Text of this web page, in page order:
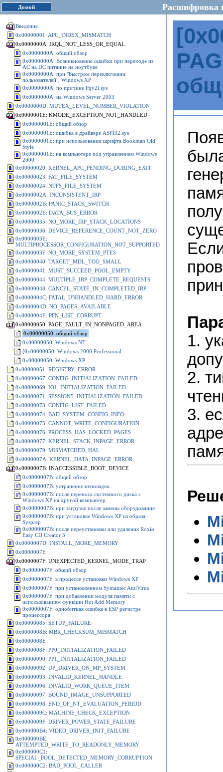
Домой Расшифровка
Введение
0x00000001: APC_INDEX_MISMATCH
0x0000000A: IRQL_NOT_LESS_OR_EQUAL
0x0000000A: общий обзор
0x0000000A: Возникновение ошибки при переходе из
AC на DC питание на ноутбуке
0x0000000A: при "Быстром переключении
пользователей", Windows XP
0x0000000A: по причине Pqv2i.sys
0x0000000A: на Windows Server 2003
0x0000000D: MUTEX_LEVEL_NUMBER_VIOLATION
0x0000001E: KMODE_EXCEPTION_NOT_HANDLED
0x0000001E: общий обзор
0x0000001E: ошибка в драйвере ASPI32.sys
0x0000001E: при использовании шрифта Bookman Old
Style
0x0000001E: на компьютере под управлением Windows
2000
0x00000020: KERNEL_APC_PENDING_DURING_EXIT
0x00000023: FAT_FILE_SYSTEM
0x00000024: NTFS_FILE_SYSTEM
0x0000002A: INCONSISTENT_IRP
0x0000002B: PANIC_STACK_SWITCH
0x0000002E: DATA_BUS_ERROR
0x00000035: NO_MORE_IRP_STACK_LOCATIONS
0x00000036: DEVICE_REFERENCE_COUNT_NOT_ZERO
0x0000003E:
MULTIPROCESSOR_CONFIGURATION_NOT_SUPPORTED
0x0000003F: NO_MORE_SYSTEM_PTES
0x00000040: TARGET_MDL_TOO_SMALL
0x00000041: MUST_SUCCEED_POOL_EMPTY
0x00000044: MULTIPLE_IRP_COMPLETE_REQUESTS
0x00000048: CANCEL_STATE_IN_COMPLETED_IRP
0x0000004C: FATAL_UNHANDLED_HARD_ERROR
0x0000004D: NO_PAGES_AVAILABLE
0x0000004E: PFN_LIST_CORRUPT
0x00000050: PAGE_FAULT_IN_NONPAGED_AREA
0x00000050: общий обзор
0x00000050: Windows NT
[0x00000050: Windows 2000 Professional
0x00000050: Windows XP
0x00000051: REGISTRY_ERROR
0x00000067: CONFIG_INITIALIZATION_FAILED
0x00000069: IO1_INITIALIZATION_FAILED
0x00000071: SESSION5_INITIALIZATION_FAILED
0x00000073: CONFIG_LIST_FAILED
0x00000074: BAD_SYSTEM_CONFIG_INFO
0x00000075: CANNOT_WRITE_CONFIGURATION
0x00000076: PROCESS_HAS_LOCKED_PAGES
0x00000077: KERNEL_STACK_INPAGE_ERROR
0x00000079: MISMATCHED_HAL
0x0000007A: KERNEL_DATA_INPAGE_ERROR
0x0000007B: INACCESSIBLE_BOOT_DEVICE
0x0000007B: общий обзор
0x0000007B: устранение неполадок
0x0000007B: после переноса системного диска с
Windows XP на другой компьютер
0x0000007B: при загрузке после замены оборудования
0x0000007B: при установке Windows XP из образа
Sysprep
0x0000007B: после переустановки или удаления Roxio
Easy CD Creator 5
0x0000007D: INSTALL_MORE_MEMORY
0x0000007E
0x0000007F: UNEXPECTED_KERNEL_MODE_TRAP
0x0000007F: общий обзор
0x0000007F: в процессе установки Windows XP
0x0000007F: при установленном Symantec AntiVirus
0x0000007F: при добавлении модуля памяти с
использованием функции Hot Add Memory
0x0000007F: однобитная ошибка в ESP регистре
процессора
0x00000085: SETUP_FAILURE
0x0000008B: MBR_CHECKSUM_MISMATCH
0x0000008E
0x0000008F: PP0_INITIALIZATION_FAILED
0x00000090: PP1_INITIALIZATION_FAILED
0x00000092: UP_DRIVER_ON_MP_SYSTEM
0x00000093: INVALID_KERNEL_HANDLE
0x00000096: INVALID_WORK_QUEUE_ITEM
0x00000097: BOUND_IMAGE_UNSUPPORTED
0x00000098: END_OF_NT_EVALUATION_PERIOD
0x0000009C: MACHINE_CHECK_EXCEPTION
0x0000009F: DRIVER_POWER_STATE_FAILURE
0x000000B4: VIDEO_DRIVER_INIT_FAILURE
0x000000BE:
ATTEMPTED_WRITE_TO_READONLY_MEMORY
0x000000C1:
SPECIAL_POOL_DETECTED_MEMORY_CORRUPTION
0x000000C2: BAD_POOL_CALLER
[
1.
2.
3.